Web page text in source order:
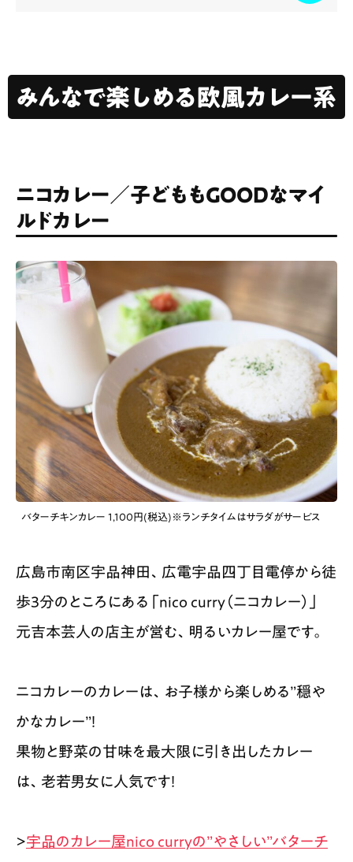
みんなで楽しめる欧風カレー系
ニコカレー／子どももGOODなマイ
ルドカレー
バターチキンカレー 1,100円(税込)※ランチタイムはサラダがサービス
広島市南区宇品神田、広電宇品四丁目電停から徒
歩3分のところにある「nico curry（ニコカレー）」
元吉本芸人の店主が営む、明るいカレー屋です。
ニコカレーのカレーは、お子様から楽しめる”穏や
かなカレー”！
果物と野菜の甘味を最大限に引き出したカレー
は、老若男女に人気です！​
>宇品のカレー屋nico curryの”やさしい”バターチ